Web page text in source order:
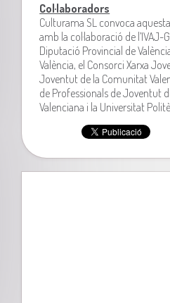
Col·laboradors
Culturama SL convoca
amb la col·laboració de l’IVAJ-
Diputació Provincial de
València, el Consorci Xarxa
Joventut de la Comunitat
de Professionals de Joventut
Valenciana i la Universitat